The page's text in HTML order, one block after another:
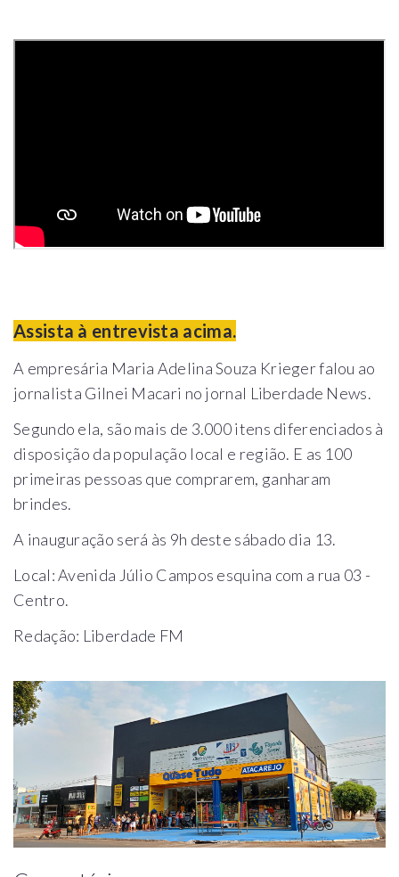
Assista à entrevista acima.
A empresária Maria Adelina Souza Krieger falou ao
jornalista Gilnei Macari no jornal Liberdade News.
Segundo ela, são mais de 3.000 itens diferenciados à
disposição da população local e região. E as 100
primeiras pessoas que comprarem, ganharam
brindes.
A inauguração será às 9h deste sábado dia 13.
Local: Avenida Júlio Campos esquina com a rua 03 -
Centro.
Redação: Liberdade FM